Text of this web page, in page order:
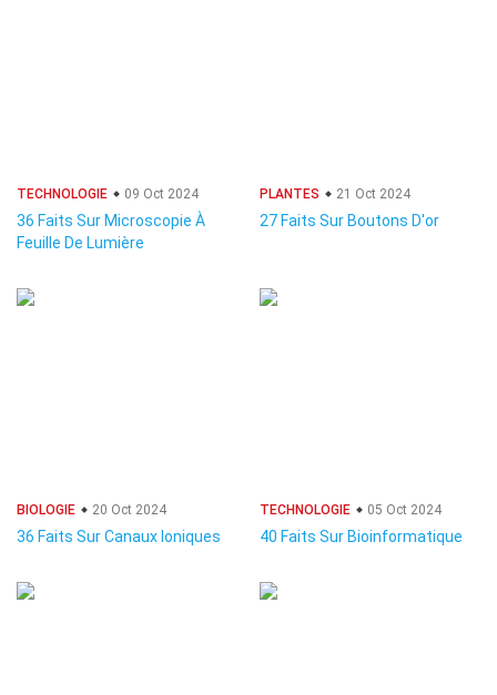
TECHNOLOGIE 09 Oct 2024
36 Faits Sur Microscopie À
Feuille De Lumière
PLANTES 21 Oct 2024
27 Faits Sur Boutons D'or
BIOLOGIE 20 Oct 2024
36 Faits Sur Canaux Ioniques
TECHNOLOGIE 05 Oct 2024
40 Faits Sur Bioinformatique